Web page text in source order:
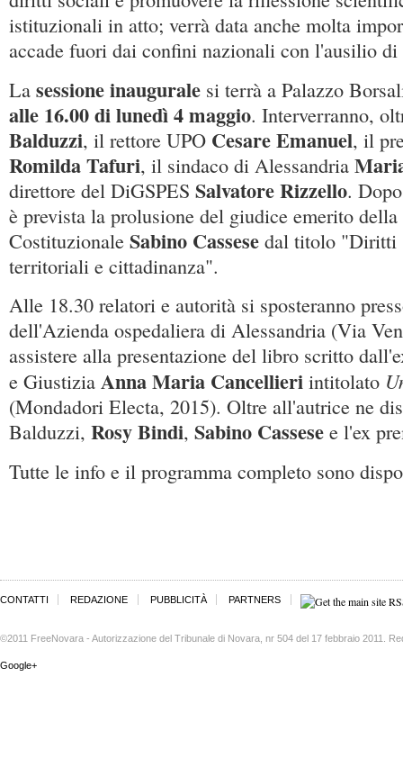
istituzionali in atto; verrà data anche molta
accade fuori dai confini nazionali con l'ausilio
La sessione inaugurale si terrà a Palazzo
alle 16.00 di lunedì 4 maggio. Interverranno,
Balduzzi, il rettore UPO Cesare Emanuel, il
Romilda Tafuri, il sindaco di Alessandria
direttore del DiGSPES Salvatore Rizzello.
è prevista la prolusione del giudice emerito
Costituzionale Sabino Cassese dal titolo "Diritti
territoriali e cittadinanza".
Alle 18.30 relatori e autorità si sposteranno
dell'Azienda ospedaliera di Alessandria (Via
assistere alla presentazione del libro scritto
e Giustizia Anna Maria Cancellieri intitolato
(Mondadori Electa, 2015). Oltre all'autrice ne
Balduzzi, Rosy Bindi, Sabino Cassese e l'ex
Tutte le info e il programma completo sono
CONTATTI REDAZIONE PUBBLICITÀ PARTNERS
©2011 FreeNovara - Autorizzazione del Tribunale di Novara, nr 504 del 17 febbraio 2011.
Google+